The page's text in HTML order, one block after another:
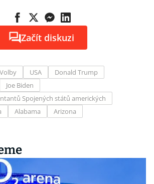
Začít diskuzi
Volby USA
Donald Trump
Joe Biden
Spojených států amerických
Alabama Arizona